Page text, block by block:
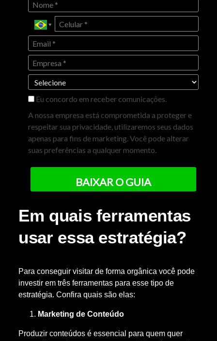
Eu concordo em receber comunicações.
A nossa empresa está comprometida a proteger e
respeitar sua privacidade, utilizaremos seus dados
apenas para fins de marketing. Você pode alterar
suas preferências a qualquer momento.
BAIXAR O GUIA
Em quais ferramentas
usar essa estratégia?
Para conseguir visitar de forma orgânica você pode
investir em três ferramentas para esse tipo de
estratégia. Confira quais são elas:
Marketing de Conteúdo
Produzir conteúdos é essencial para quem quer